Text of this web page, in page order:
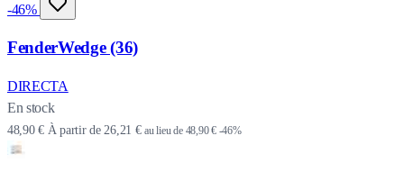
-46%
FenderWedge (36)
DIRECTA
En stock
48,90 € À partir de 26,21 € au lieu de 48,90 € -46%